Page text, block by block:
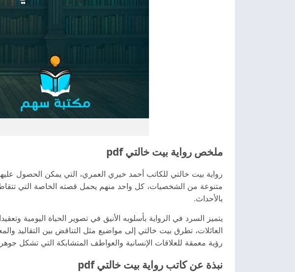
ملخص رواية بيت خالتي pdf
متنوعة من الشخصيات، كل واحد منهم يحمل قصته الخاصة التي
بالأحداث.
يتميز السرد في الرواية بأسلوبه الأنيق في تصوير الحياة اليومية
العائلات، تطرق بيت خالتي إلى مواضيع مثل التناقض بين التقاليد
رؤية معمقة للعلاقات الإنسانية والعواطف المتشابكة التي تشكل جوهر
نبذة عن كاتب رواية بيت خالتي pdf